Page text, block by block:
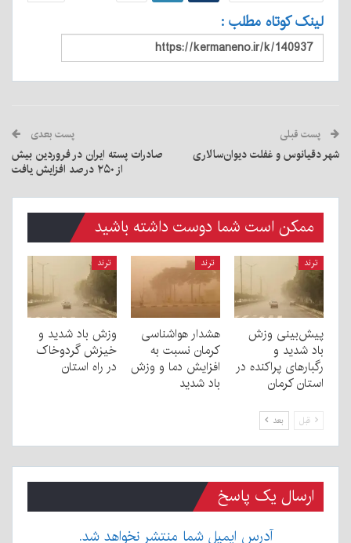
لینک کوتاه مطلب :
پست قبلی
شهر دقیانوس و غفلت دیوان‌سالاری
پست بعدی
صادرات پسته ایران در فروردین بیش
از ۲۵۰ درصد افزایش یافت
ممکن است شما دوست داشته باشید
ترند
پیش‌بینی وزش
باد شدید و
رگبارهای پراکنده در
استان کرمان
ترند
هشدار هواشناسی
کرمان نسبت به
افزایش دما و وزش
باد شدید
ترند
وزش باد شدید و
خیزش گردوخاک
در راه استان
قبل بعد
ارسال یک پاسخ
آدرس ایمیل شما منتشر نخواهد شد.